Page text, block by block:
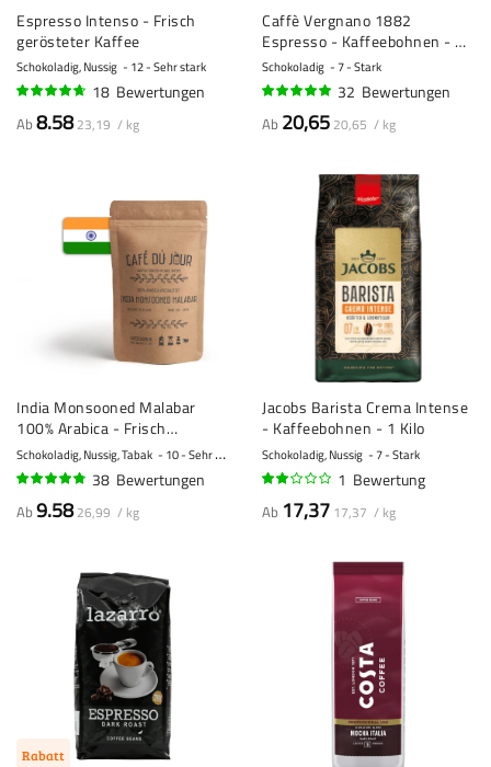
Espresso Intenso - Frisch
gerösteter Kaffee
Schokoladig, Nussig 12 - Sehr stark
91%
18 Bewertungen
Ab8.58 23,19 / kg
Caffè Vergnano 1882
Espresso - Kaffeebohnen - 1
Kilo
Schokoladig 7 - Stark
95%
32 Bewertungen
Ab 20,65 20,65 / kg
India Monsooned Malabar
100% Arabica - Frisch
geröstete Kaffeebohnen
Schokoladig, Nussig, Tabak 10 - Sehr stark
38 Bewertungen
Ab9.58 26,99 / kg
Jacobs Barista Crema Intense
- Kaffeebohnen - 1 Kilo
Schokoladig, Nussig 7 - Stark
1 Bewertung
Ab 17,37 17,37 / kg
Rabatt